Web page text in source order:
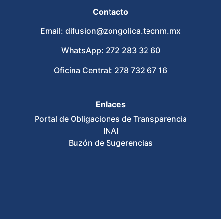
Contacto
Email: difusion@zongolica.tecnm.mx
WhatsApp: 272 283 32 60
Oficina Central: 278 732 67 16
Enlaces
Portal de Obligaciones de Transparencia
INAI
Buzón de Sugerencias